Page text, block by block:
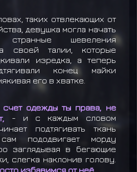
таких отвлекающих от
девушка могла начать
странные шевеления
своей талии, которые
изредка, а теперь
конец майки
его в хватке.
одежды ты права, не
- и с каждым словом
подтягивать ткань
пододвигает морду
заглядывая в бегающие
слегка наклонив голову.
избавимся от неё.